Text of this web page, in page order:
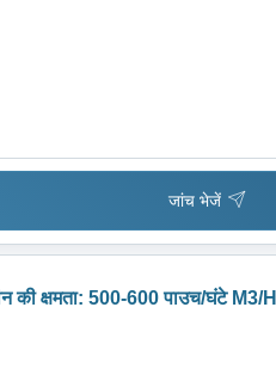
जांच भेजें
की क्षमता: 500-600 पाउच/घंटे M3/